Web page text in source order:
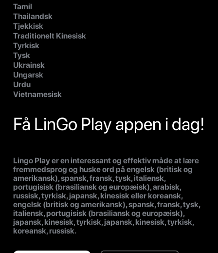
Tamil
Thailandsk
Tjekkisk
Traditionelt Kinesisk
Tyrkisk
Tysk
Ukrainsk
Ungarsk
Urdu
Vietnamesisk
Få LinGo Play appen i dag!
Lingo Play er en interessant og effektiv måde at lære
fremmedsprog og huske ord på engelsk (britisk og
amerikansk), spansk, fransk, tysk, italiensk,
portugisisk (brasiliansk og europæisk), arabisk,
russisk, tyrkisk, japansk, kinesisk eller koreansk,
engelsk (britisk og amerikansk), spansk, fransk, tysk,
italiensk, portugisisk (brasiliansk og europæisk),
japansk, kinesisk, tyrkisk, japansk, kinesisk, tyrkisk,
koreansk, russisk.